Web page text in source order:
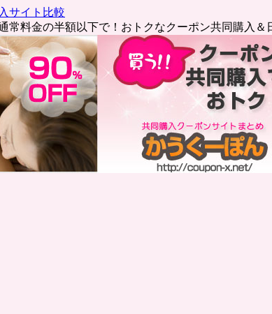
サイト比較
料金の半額以下で！おトクなクーポン共同購入